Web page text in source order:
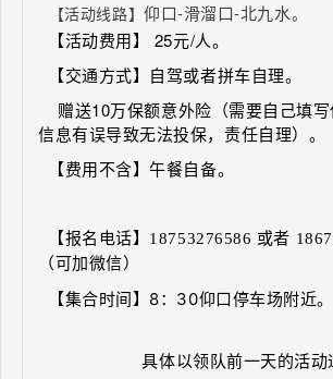
【活动线路】仰口-滑溜口-北九水。
【活动费用】 25元/人。
【交通方式】 自驾或者拼车自理。
赠送10万保额意外险（需要自己填
信息有误导致无法投保，责任自理）。
【费用不含】午餐自备。
【报名电话】 18753276586 或者
（可加微信）
【集合时间 】8：30仰口停
具体以领队前一天的活动通